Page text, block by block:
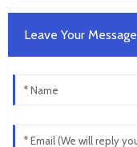
Leave Your Message